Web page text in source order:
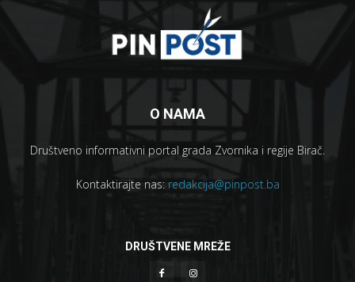
O NAMA
Društveno informativni portal grada Zvornika i regije Birač.
Kontaktirajte nas: redakcija@pinpost.ba
DRUŠTVENE MREŽE